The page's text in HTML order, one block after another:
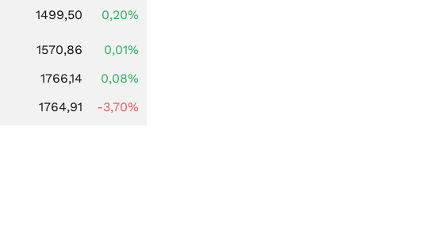
1499,50 0,20%
1570,86
0,01%
1766,14
0,08%
1764,91 -3,70%